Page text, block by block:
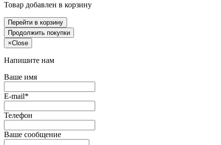
Товар добавлен в корзину
Перейти в корзину
Продолжить покупки
×Close
Напишите нам
Ваше имя
E-mail*
Телефон
Ваше сообщение